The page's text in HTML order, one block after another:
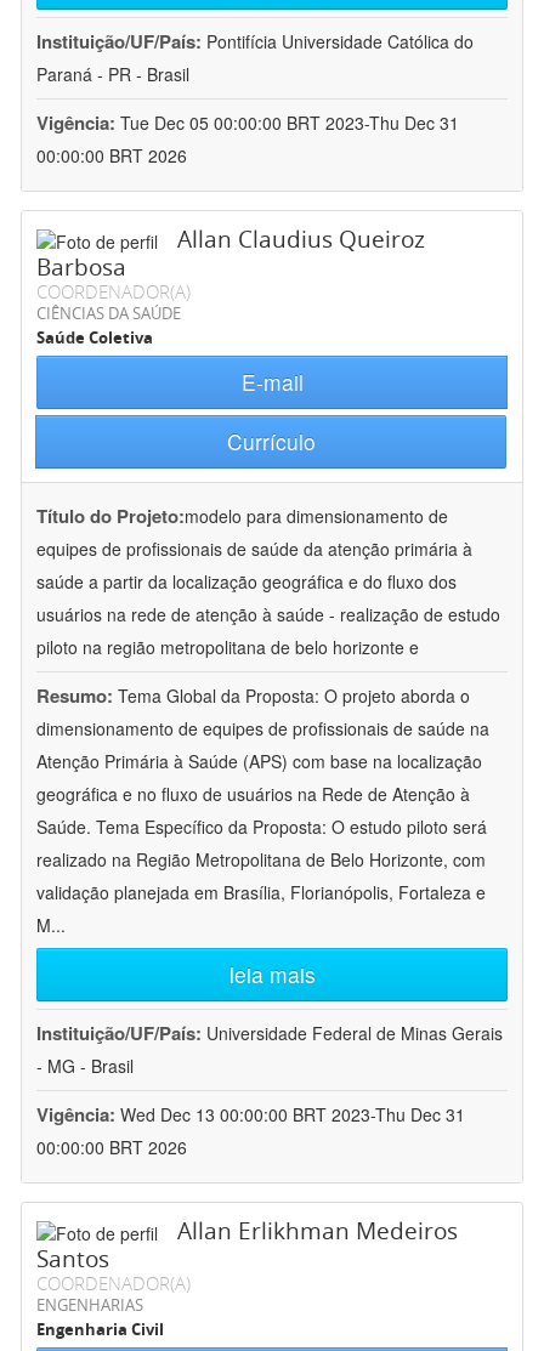
Instituição/UF/País: Pontifícia Universidade Católica do
Paraná - PR - Brasil
Vigência: Tue Dec 05 00:00:00 BRT 2023-Thu Dec 31
00:00:00 BRT 2026
Allan Claudius Queiroz
Barbosa
COORDENADOR(A)
CIÊNCIAS DA SAÚDE
Saúde Coletiva
E-mail
Currículo
Título do Projeto:modelo para dimensionamento de
equipes de profissionais de saúde da atenção primária à
saúde a partir da localização geográfica e do fluxo dos
usuários na rede de atenção à saúde - realização de estudo
piloto na região metropolitana de belo horizonte e
Resumo: Tema Global da Proposta: O projeto aborda o
dimensionamento de equipes de profissionais de saúde na
Atenção Primária à Saúde (APS) com base na localização
geográfica e no fluxo de usuários na Rede de Atenção à
Saúde. Tema Específico da Proposta: O estudo piloto será
realizado na Região Metropolitana de Belo Horizonte, com
validação planejada em Brasília, Florianópolis, Fortaleza e
M...
leia mais
Instituição/UF/País: Universidade Federal de Minas Gerais
- MG - Brasil
Vigência: Wed Dec 13 00:00:00 BRT 2023-Thu Dec 31
00:00:00 BRT 2026
Allan Erlikhman Medeiros
Santos
COORDENADOR(A)
ENGENHARIAS
Engenharia Civil